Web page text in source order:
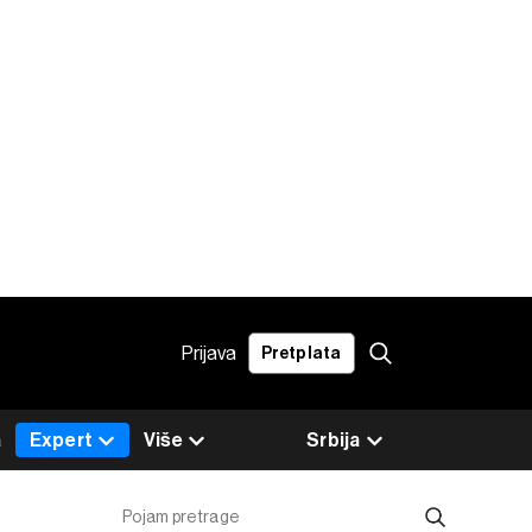
Prijava Pretplata
Srbija
Expert Više